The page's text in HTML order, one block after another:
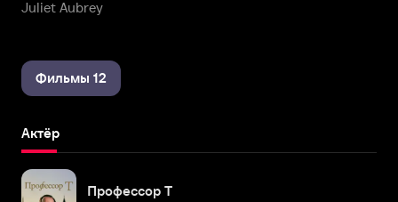
Juliet Aubrey
Фильмы 12
Актёр
Профессор Т